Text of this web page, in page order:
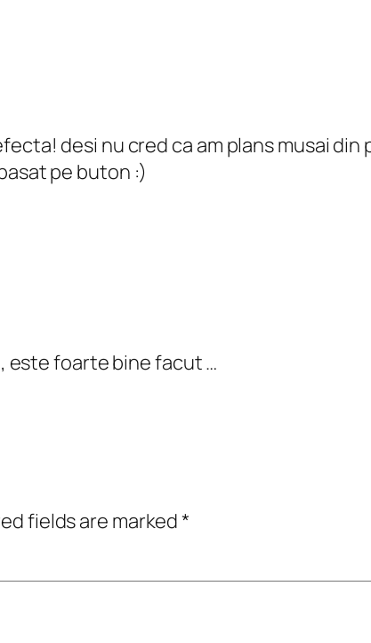
desi nu cred ca am plans musai
pe buton :)
este foarte bine facut …
fields are marked*